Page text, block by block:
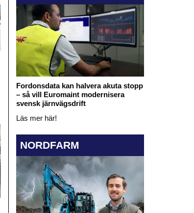
Fordonsdata kan halvera akuta stopp
– så vill Euromaint modernisera
svensk järnvägsdrift
Läs mer här!
NORDFARM